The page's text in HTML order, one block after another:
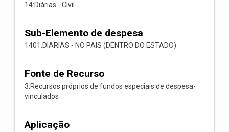
14:Diárias - Civil
Sub-Elemento de despesa
1401:DIARIAS - NO PAIS (DENTRO DO ESTADO)
Fonte de Recurso
3:Recursos próprios de fundos especiais de despesa-
vinculados
Aplicação